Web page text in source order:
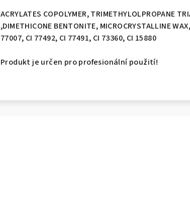
ACRYLATES COPOLYMER, TRIMETHYLOLPROPANE
,DIMETHICONE BENTONITE, MICROCRYSTALLINE
77007, CI 77492, CI 77491, CI 73360, CI 15880
Produkt je určen pro profesionální použití!